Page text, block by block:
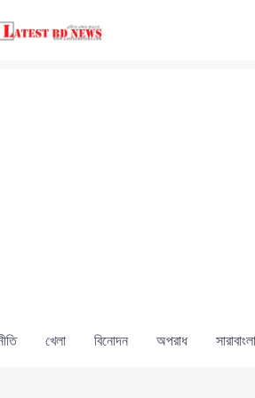
খেলা বিনোদন অপরাধ সারাবাংলা